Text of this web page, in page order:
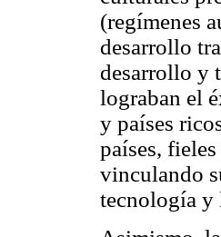
(regímenes
desarrollo
desarrollo y
lograban el
y países
países,
vinculando
tecnología y